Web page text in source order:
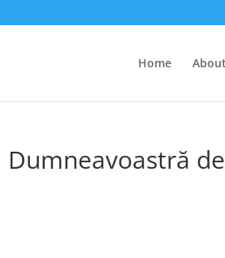
Home
de